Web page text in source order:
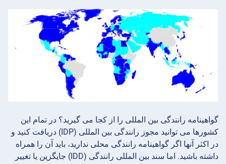
گواهینامه رانندگی بین المللی را از کجا می گیرید؟ در تمام این
کشورها می توانید مجوز رانندگی بین المللی (IDP) دریافت کنید و
در اکثر آنها اگر گواهینامه رانندگی محلی ندارید، باید آن را همراه
داشته باشید. اما سند بین المللی رانندگی (IDD) جایگزین یا تغییر